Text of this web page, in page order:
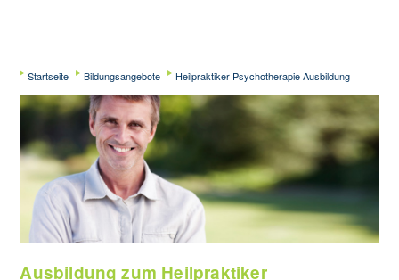
Startseite Bildungsangebote Heilpraktiker Psychotherapie Ausbildung
Ausbildung zum Heilpraktiker